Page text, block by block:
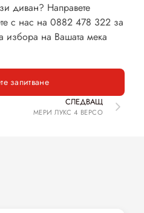
диван? Направете
с нас на 0882 478 322 за
избора на Вашата мека
запитване
СЛЕДВАЩ
МЕРИ ЛУКС 4 ВЕРСО